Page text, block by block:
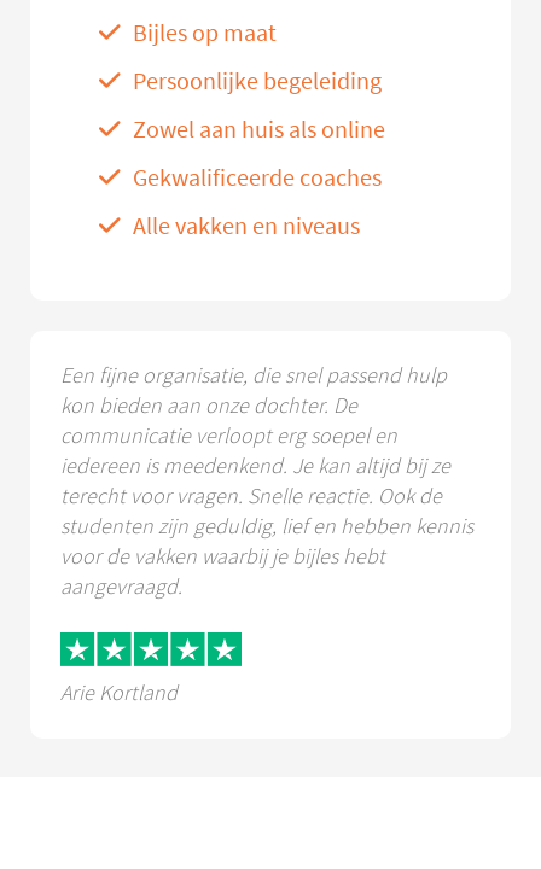
Bijles op maat
Persoonlijke begeleiding
Zowel aan huis als online
Gekwalificeerde coaches
Alle vakken en niveaus
Een fijne organisatie, die snel passend hulp
kon bieden aan onze dochter. De
communicatie verloopt erg soepel en
iedereen is meedenkend. Je kan altijd bij ze
terecht voor vragen. Snelle reactie. Ook de
studenten zijn geduldig, lief en hebben kennis
voor de vakken waarbij je bijles hebt
aangevraagd.
Arie Kortland